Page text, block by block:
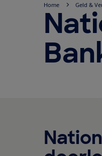
Home Geld &